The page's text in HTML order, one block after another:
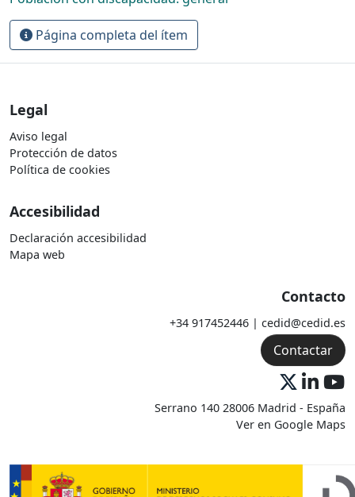
Página completa del ítem
Legal
Aviso legal
Protección de datos
Política de cookies
Accesibilidad
Declaración accesibilidad
Mapa web
Contacto
+34 917452446 | cedid@cedid.es
Contactar
Serrano 140 28006 Madrid - España
Ver en Google Maps